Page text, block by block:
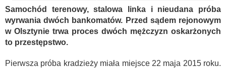
Samochód terenowy, stalowa linka i nieudana próba
wyrwania dwóch bankomatów. Przed sądem rejonowym
w Olsztynie trwa proces dwóch mężczyzn oskarżonych
to przestępstwo.
Pierwsza próba kradzieży miała miejsce 22 maja 2015 roku.